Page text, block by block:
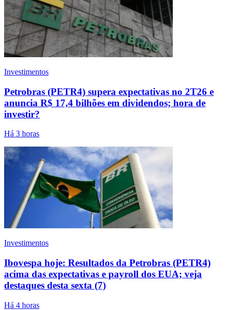
Investimentos
Petrobras (PETR4) supera expectativas no 2T26 e
anuncia R$ 17,4 bilhões em dividendos; hora de
investir?
Há 3 horas
Investimentos
Ibovespa hoje: Resultados da Petrobras (PETR4)
acima das expectativas e payroll dos EUA; veja
destaques desta sexta (7)
Há 4 horas